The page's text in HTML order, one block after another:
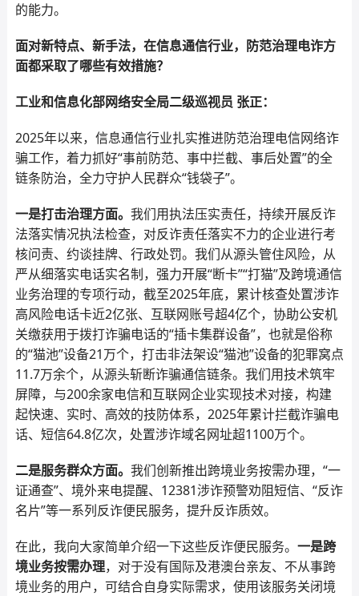
的能力。
面对新特点、新手法，在信息通信行业，防范治理电诈方
面都采取了哪些有效措施？
工业和信息化部网络安全局二级巡视员 张正：
2025年以来，信息通信行业扎实推进防范治理电信网络诈
骗工作，着力抓好“事前防范、事中拦截、事后处置”的全
链条防治，全力守护人民群众“钱袋子”。
一是打击治理方面。 我们用执法压实责任，持续开展反诈
法落实情况执法检查，对反诈责任落实不力的企业进行考
核问责、约谈挂牌、行政处罚。我们从源头管住风险，从
严从细落实电话实名制，强力开展“断卡”“打猫”及跨境通信
业务治理的专项行动，截至2025年底，累计核查处置涉诈
高风险电话卡近2亿张、互联网账号超4亿个，协助公安机
关缴获用于拨打诈骗电话的“插卡集群设备”，也就是俗称
的“猫池”设备21万个，打击非法架设“猫池”设备的犯罪窝点
11.7万余个，从源头斩断诈骗通信链条。我们用技术筑牢
屏障，与200余家电信和互联网企业实现技术对接，构建
起快速、实时、高效的技防体系，2025年累计拦截诈骗电
话、短信64.8亿次，处置涉诈域名网址超1100万个。
二是服务群众方面。 我们创新推出跨境业务按需办理，“一
证通查”、境外来电提醒、12381涉诈预警劝阻短信、“反诈
名片”等一系列反诈便民服务，提升反诈质效。
在此，我向大家简单介绍一下这些反诈便民服务。 一是跨
境业务按需办理，对于没有国际及港澳台亲友、不从事跨
境业务的用户，可结合自身实际需求，使用该服务关闭境